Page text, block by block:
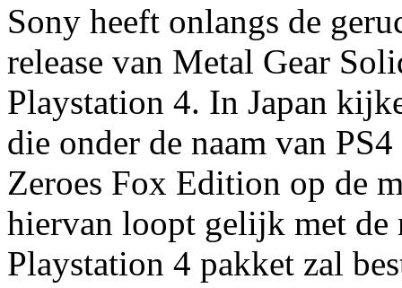
Sony heeft onlangs de
release van Metal Gear
Playstation 4. In Japan
die onder de naam van
Zeroes Fox Edition op de
hiervan loopt gelijk met de
Playstation 4 pakket zal